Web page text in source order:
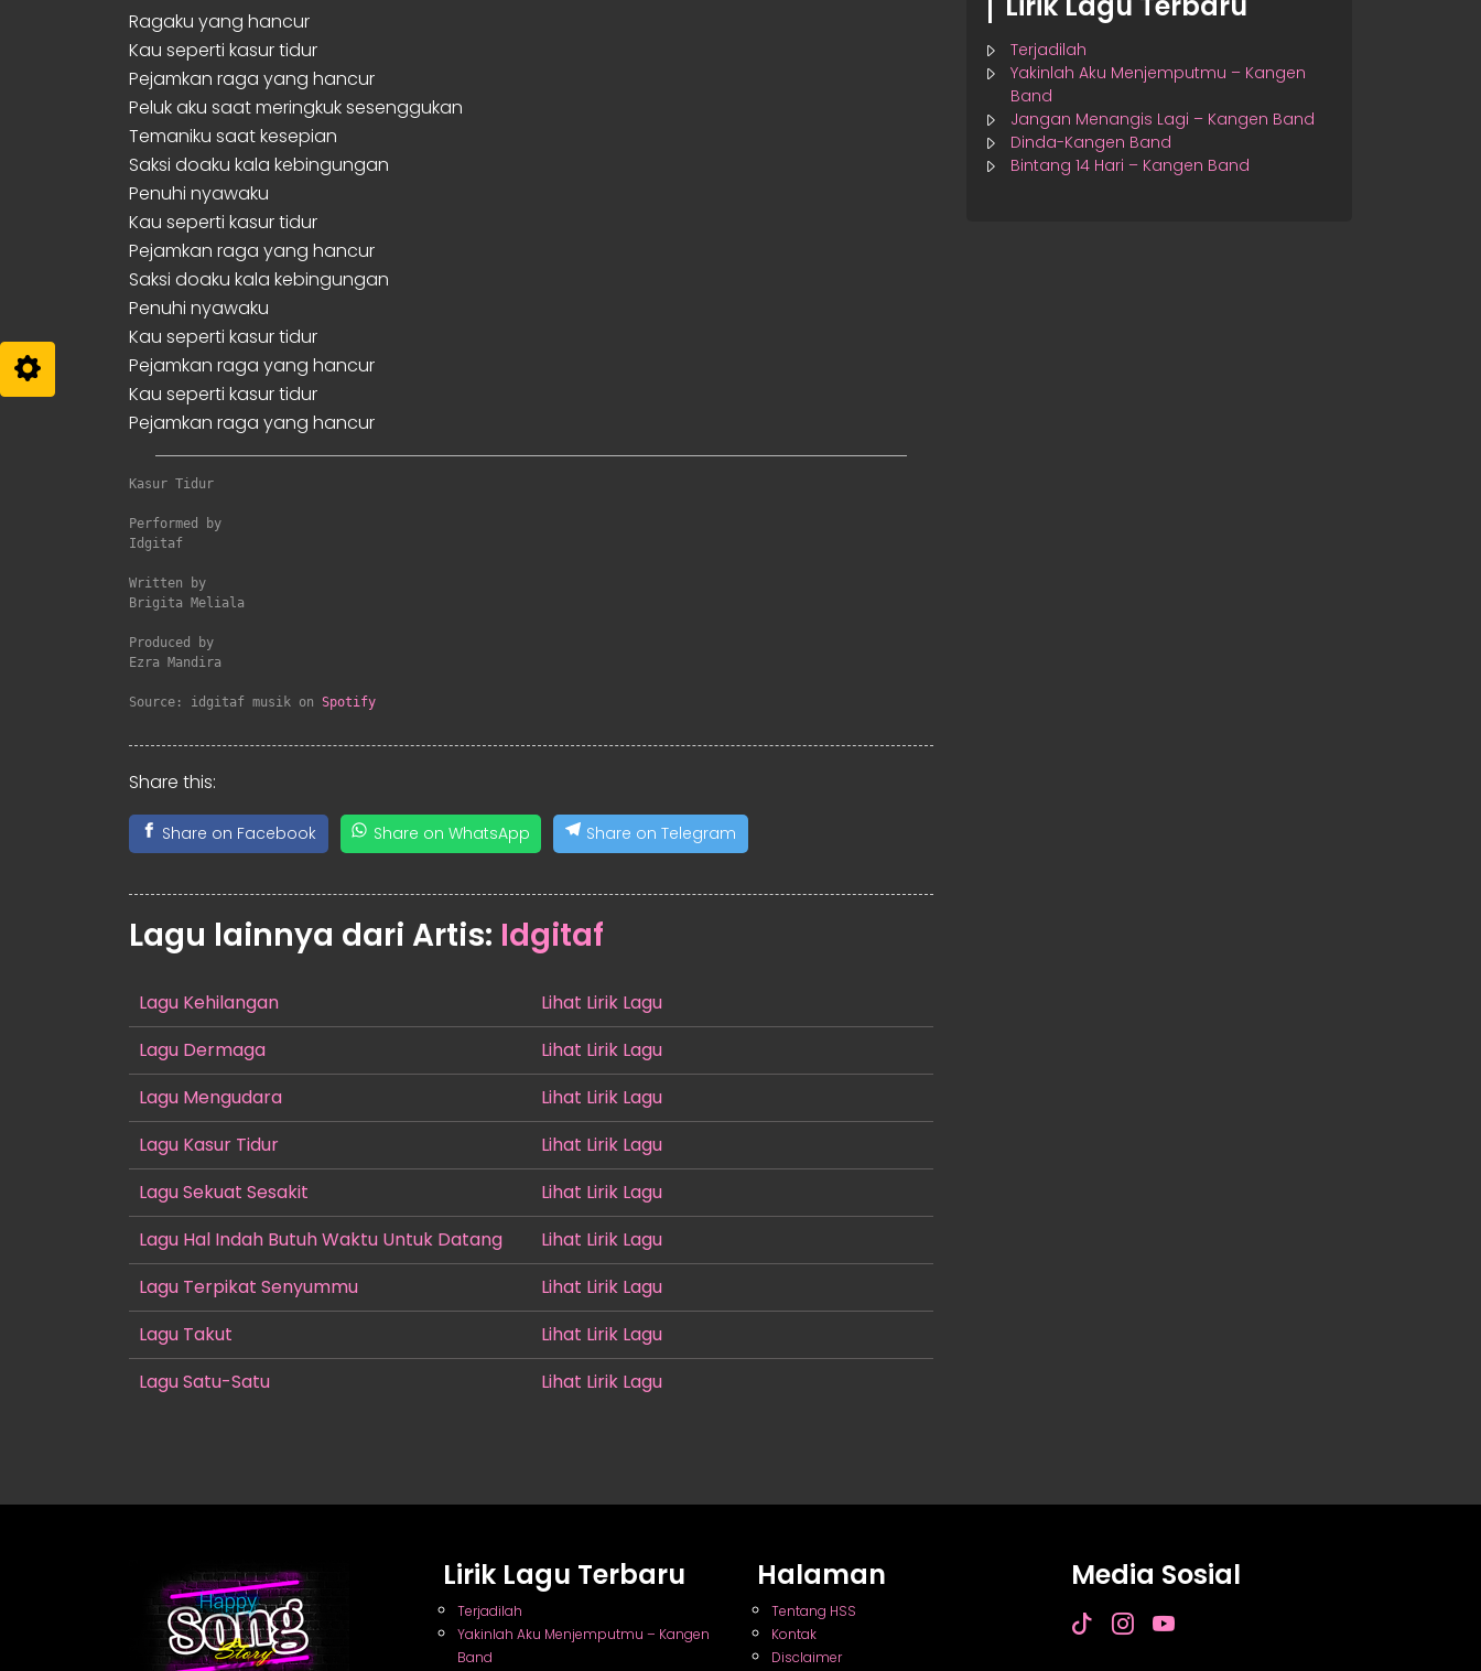
Ragaku yang hancur
Kau seperti kasur tidur
Pejamkan raga yang hancur
Peluk aku saat meringkuk sesenggukan
Temaniku saat kesepian
Saksi doaku kala kebingungan
Penuhi nyawaku
Kau seperti kasur tidur
Pejamkan raga yang hancur
Saksi doaku kala kebingungan
Penuhi nyawaku
Kau seperti kasur tidur
Pejamkan raga yang hancur
Kau seperti kasur tidur
Pejamkan raga yang hancur
Kasur Tidur
Performed by
Idgitaf
Written by
Brigita Meliala
Produced by
Ezra Mandira
Source: idgitaf musik on Spotify
Share this:
Share on Facebook Share on WhatsApp Share on Telegram
Lagu lainnya dari Artis: Idgitaf
Lagu Kehilangan
Lihat Lirik Lagu
Lagu Dermaga
Lihat Lirik Lagu
Lagu Mengudara
Lihat Lirik Lagu
Lagu Kasur Tidur
Lihat Lirik Lagu
Lagu Sekuat Sesakit
Lihat Lirik Lagu
Lagu Hal Indah Butuh Waktu Untuk Datang
Lihat Lirik Lagu
Lagu Terpikat Senyummu
Lihat Lirik Lagu
Lagu Takut
Lihat Lirik Lagu
Lagu Satu-Satu
Lihat Lirik Lagu
Terjadilah
Yakinlah Aku Menjemputmu – Kangen
Band
Jangan Menangis Lagi – Kangen Band
Dinda-Kangen Band
Bintang 14 Hari – Kangen Band
Lirik Lagu Terbaru
Terjadilah
Yakinlah Aku Menjemputmu – Kangen
Band
Halaman
Tentang HSS
Kontak
Disclaimer
Media Sosial